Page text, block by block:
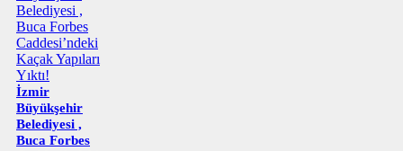
İzmir
Büyükşehir
Belediyesi ,
Buca Forbes